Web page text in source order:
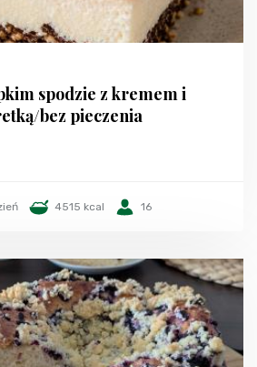
spodzie z kremem i
bez pieczenia
4515 kcal 16